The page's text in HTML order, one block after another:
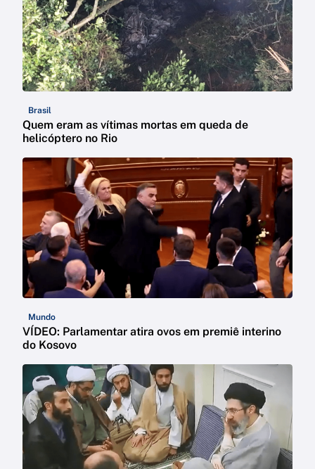
Brasil
Quem eram as vítimas mortas em queda de
helicóptero no Rio
Mundo
VÍDEO: Parlamentar atira ovos em premiê interino
do Kosovo